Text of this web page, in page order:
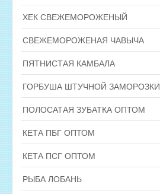
ХЕК СВЕЖЕМОРОЖЕНЫЙ
СВЕЖЕМОРОЖЕНАЯ ЧАВЫЧА
ПЯТНИСТАЯ КАМБАЛА
ГОРБУША ШТУЧНОЙ ЗАМОРОЗКИ
ПОЛОСАТАЯ ЗУБАТКА ОПТОМ
КЕТА ПБГ ОПТОМ
КЕТА ПСГ ОПТОМ
РЫБА ЛОБАНЬ